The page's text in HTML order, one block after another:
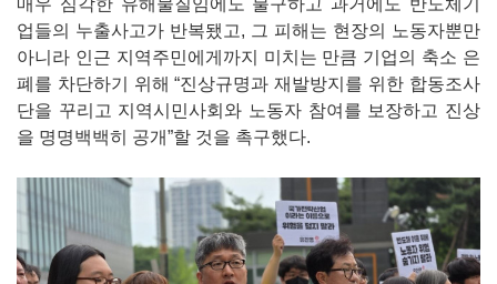
업들의 누출사고가 반복됐고, 그 피해는 현장의 노동자뿐만
아니라 인근 지역주민에게까지 미치는 만큼 기업의 축소 은
폐를 차단하기 위해 “진상규명과 재발방지를 위한 합동조사
단을 꾸리고 지역시민사회와 노동자 참여를 보장하고 진상
을 명명백백히 공개”할 것을 촉구했다.